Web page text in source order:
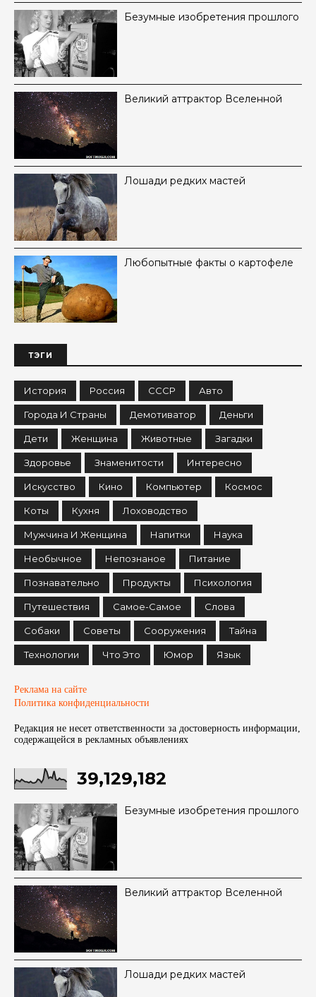
Безумные изобретения прошлого
Великий аттрактор Вселенной
Лошади редких мастей
Любопытные факты о картофеле
ТЭГИ
История Россия СССР Авто
Города И Страны Демотиватор Деньги
Дети Женщина Животные Загадки
Здоровье Знаменитости Интересно
Искусство Кино Компьютер Космос
Коты Кухня Лоховодство
Мужчина И Женщина Напитки Наука
Необычное Непознаное Питание
Познавательно Продукты Психология
Путешествия Самое-Самое Слова
Собаки Советы Сооружения Тайна
Технологии Что Это Юмор Язык
Реклама на сайте
Политика конфиденциальности
Редакция не несет ответственности за достоверность информации,
содержащейся в рекламных объявленияx
39,129,182
Безумные изобретения прошлого
Великий аттрактор Вселенной
Лошади редких мастей